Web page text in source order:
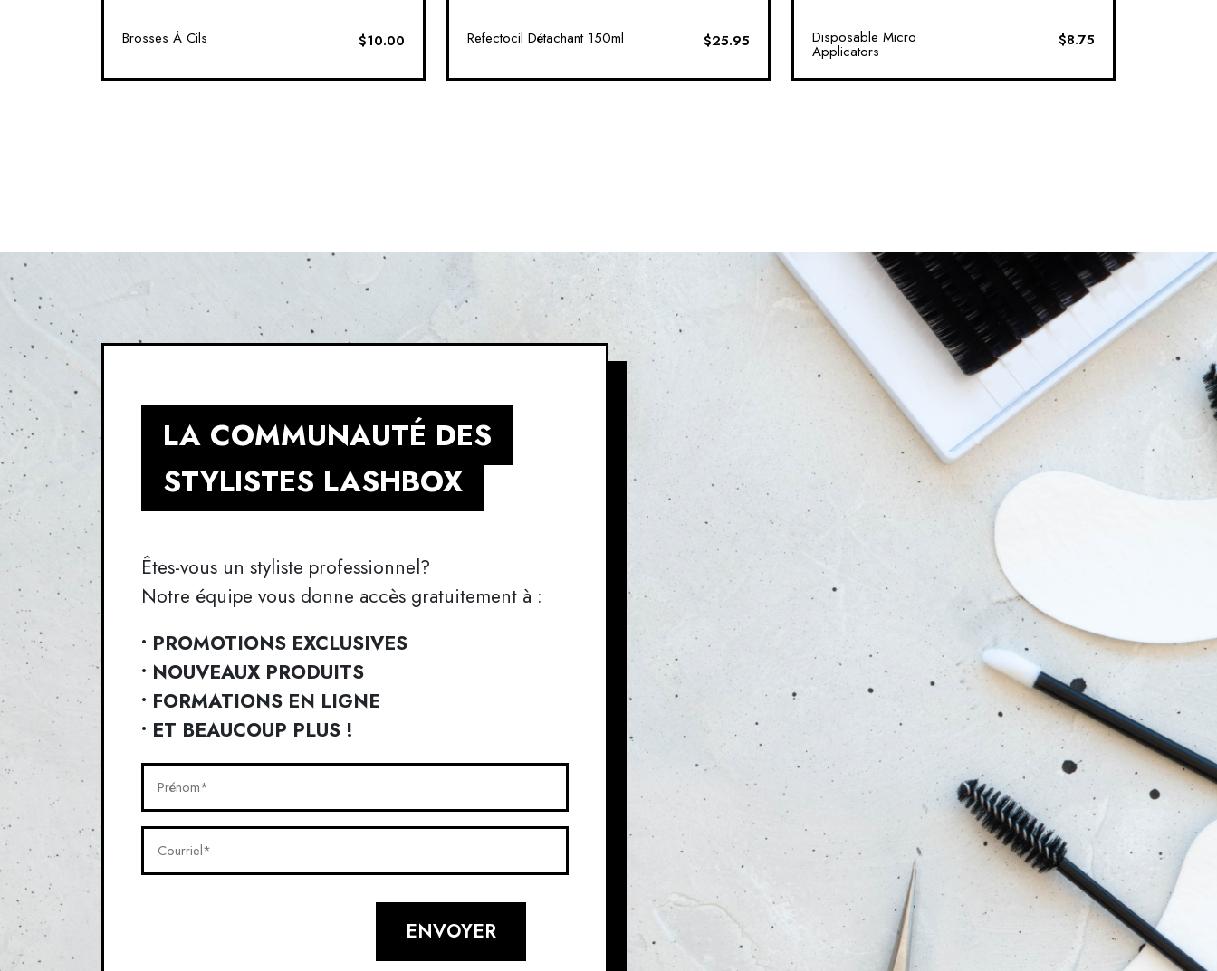
Brosses À Cils $10.00 Refectocil Détachant 150ml $25.95 Disposable Micro
Applicators
$8.75
LA COMMUNAUTÉ DES
STYLISTES LASHBOX
Êtes-vous un styliste professionnel?
Notre équipe vous donne accès gratuitement à :
• PROMOTIONS EXCLUSIVES
• NOUVEAUX PRODUITS
• FORMATIONS EN LIGNE
• ET BEAUCOUP PLUS !
(Nécessaire)
Courriel*
(Nécessaire)